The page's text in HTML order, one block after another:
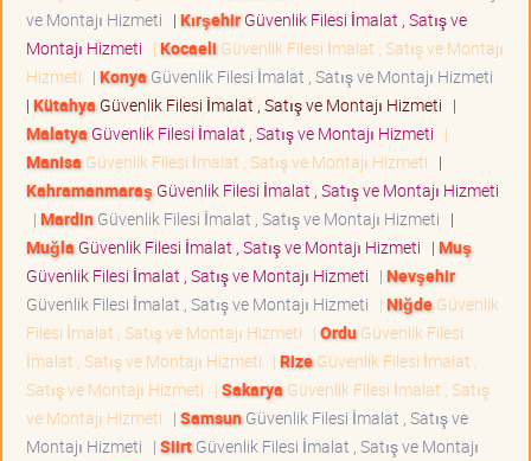
ve Montajı Hizmeti | KırşehirGüvenlik Filesi İmalat , Satış ve
Montajı Hizmeti | Kocaeli Güvenlik Filesi İmalat , Satış ve Montajı
Hizmeti | Konya Güvenlik Filesi İmalat , Satış ve Montajı Hizmeti
| Kütahya Güvenlik Filesi İmalat , Satış ve Montajı Hizmeti |
Malatya Güvenlik Filesi İmalat , Satış ve Montajı Hizmeti |
Manisa Güvenlik Filesi İmalat , Satış ve Montajı Hizmeti |
Kahramanmaraş Güvenlik Filesi İmalat , Satış ve Montajı Hizmeti
| MardinGüvenlik Filesi İmalat , Satış ve Montajı Hizmeti |
Muğla Güvenlik Filesi İmalat , Satış ve Montajı Hizmeti | Muş
Güvenlik Filesi İmalat , Satış ve Montajı Hizmeti | Nevşehir
Güvenlik Filesi İmalat , Satış ve Montajı Hizmeti | NiğdeGüvenlik
Filesi İmalat , Satış ve Montajı Hizmeti | OrduGüvenlik Filesi
İmalat , Satış ve Montajı Hizmeti | RizeGüvenlik Filesi İmalat ,
Satış ve Montajı Hizmeti | Sakarya Güvenlik Filesi İmalat , Satış
ve Montajı Hizmeti | SamsunGüvenlik Filesi İmalat , Satış ve
Montajı Hizmeti | SiirtGüvenlik Filesi İmalat , Satış ve Montajı